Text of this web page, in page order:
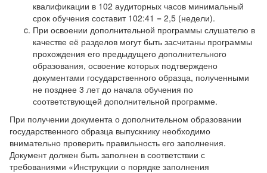
квалификации в 102 аудиторных часов минимальный
срок обучения составит 102:41 = 2,5 (недели).
При освоении дополнительной программы слушателю в
качестве её разделов могут быть засчитаны программы
прохождения его предыдущего дополнительного
образования, освоение которых подтверждено
документами государственного образца, полученными
не позднее 3 лет до начала обучения по
соответствующей дополнительной программе.
При получении документа о дополнительном образовании
государственного образца выпускнику необходимо
внимательно проверить правильность его заполнения.
Документ должен быть заполнен в соответствии с
требованиями «Инструкции о порядке заполнения